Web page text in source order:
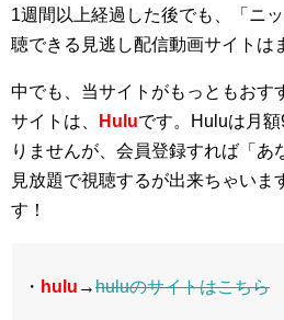
1週間以上経過した後でも、「ニ
聴できる見逃し配信動画サイトは
中でも、当サイトがもっともおす
サイトは、
Huluです。Huluは月
りませんが、会員登録すれば「あ
見放題で視聴するが出来ちゃいま
す！
・ hulu →huluのサイトはこちら